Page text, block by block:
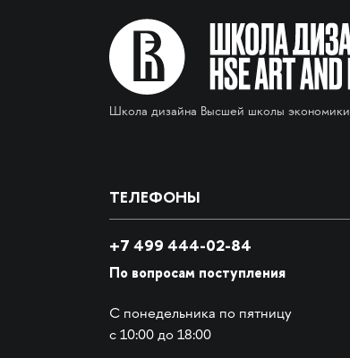
Школа дизайна Высшей школы экономики
ТЕЛЕФОНЫ
+7 499 444-02-84
По вопросам поступления
С понедельника по пятницу
с 10:00 до 18:00